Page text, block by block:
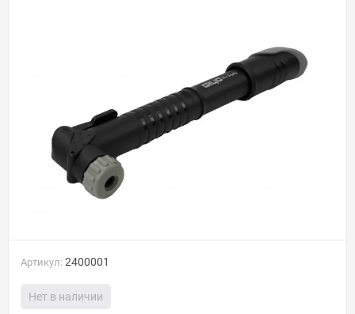
Артикул: 2400001
Нет в наличии